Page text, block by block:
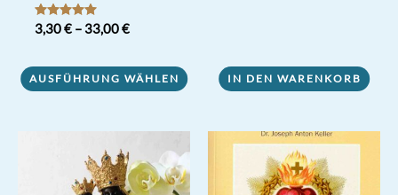
Bewertet mit
5.00
3,30€– 33,00€
AUSFÜHRUNG WÄHLEN
Produkt
Varianten
IN DEN WARENKORB